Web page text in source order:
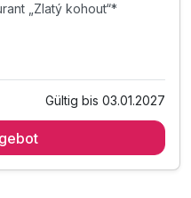
„Zlatý kohout“*
Buffet
Gültig bis 03.01.2027